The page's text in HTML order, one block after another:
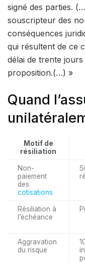
signé des parties.
souscripteur des
conséquences
qui résultent de ce
délai de trente
proposition.(…) »
Quand
Motif de
résiliation
Non-
paiement
des
cotisations
Résiliation à
l’échéance
Aggravation
du risque